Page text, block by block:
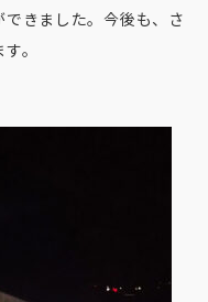
きました。今後も、さ
。